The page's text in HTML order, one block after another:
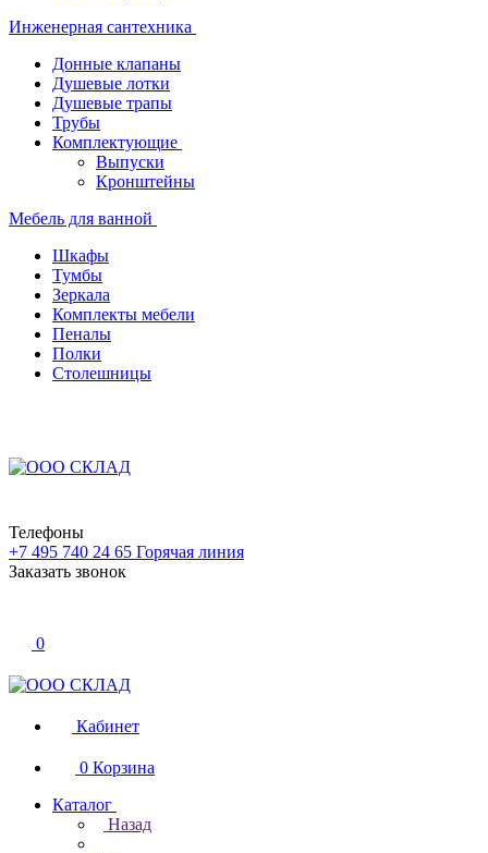
Инженерная сантехника
Донные клапаны
Душевые лотки
Душевые трапы
Трубы
Комплектующие
Выпуски
Кронштейны
Мебель для ванной
Шкафы
Тумбы
Зеркала
Комплекты мебели
Пеналы
Полки
Столешницы
Телефоны
+7 495 740 24 65 Горячая линия
Заказать звонок
0
Кабинет
0 Корзина
Каталог
Назад